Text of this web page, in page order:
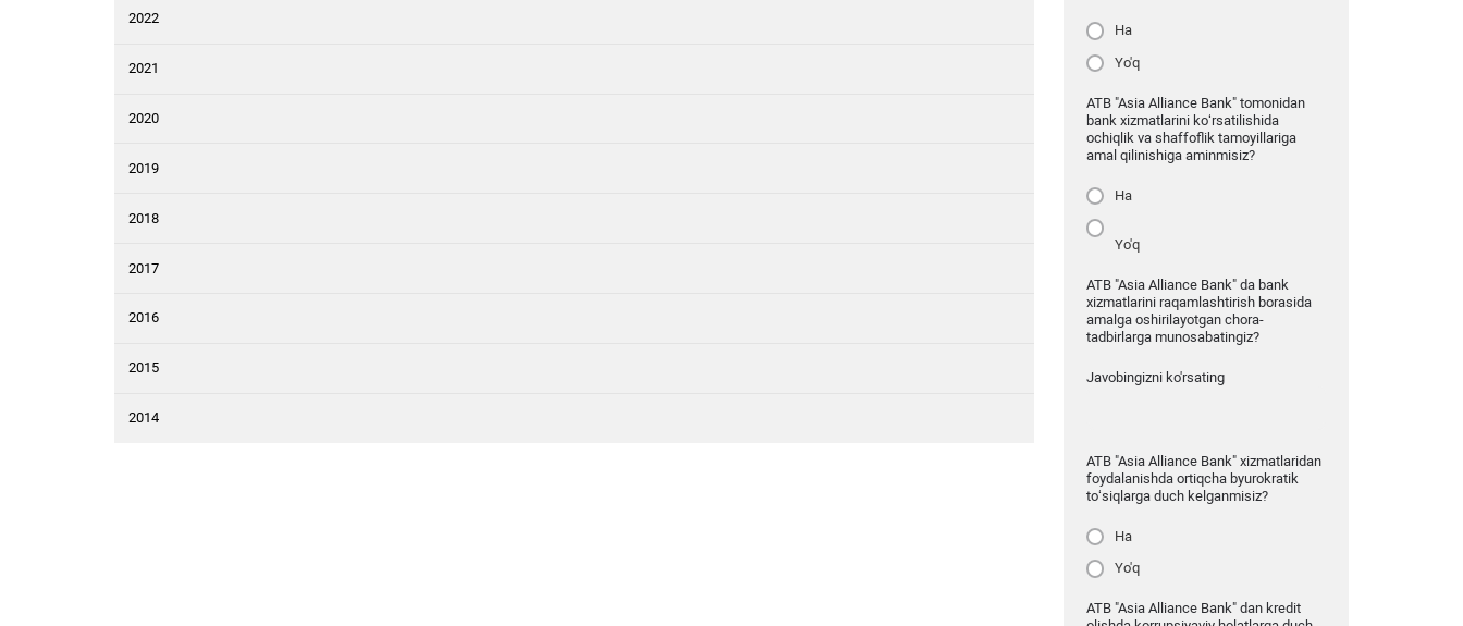
2022
2021
2020
2019
2018
2017
2016
2015
2014
Ha
Yo'q
ATB "Asia Alliance Bank" tomonidan
bank xizmatlarini ko‘rsatilishida
ochiqlik va shaffoflik tamoyillariga
amal qilinishiga aminmisiz?
Ha
Yo'q
ATB "Asia Alliance Bank" da bank
xizmatlarini raqamlashtirish borasida
amalga oshirilayotgan chora-
tadbirlarga munosabatingiz?
Javobingizni ko'rsating
ATB "Asia Alliance Bank" xizmatlaridan
foydalanishda ortiqcha byurokratik
to‘siqlarga duch kelganmisiz?
Ha
Yo'q
ATB "Asia Alliance Bank" dan kredit